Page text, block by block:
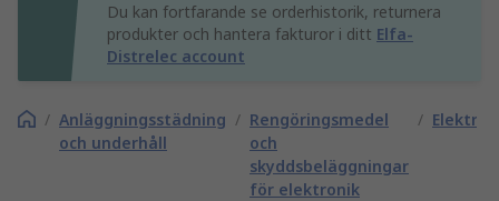
Du kan fortfarande se orderhistorik, returnera
produkter och hantera fakturor i ditt Elfa-
Distrelec account
/ Anläggningsstädning
och underhåll
/ Rengöringsmedel
och
skyddsbeläggningar
för elektronik
/